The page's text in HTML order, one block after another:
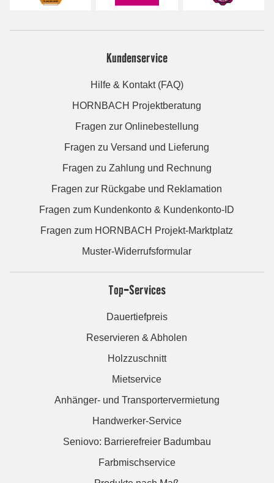
Kundenservice
Hilfe & Kontakt (FAQ)
HORNBACH Projektberatung
Fragen zur Onlinebestellung
Fragen zu Versand und Lieferung
Fragen zu Zahlung und Rechnung
Fragen zur Rückgabe und Reklamation
Fragen zum Kundenkonto & Kundenkonto-ID
Fragen zum HORNBACH Projekt-Marktplatz
Muster-Widerrufsformular
Top-Services
Dauertiefpreis
Reservieren & Abholen
Holzzuschnitt
Mietservice
Anhänger- und Transportervermietung
Handwerker-Service
Seniovo: Barrierefreier Badumbau
Farbmischservice